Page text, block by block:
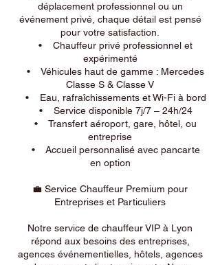
déplacement professionnel ou un
événement privé, chaque détail est pensé
pour votre satisfaction.
• Chauffeur privé professionnel et
expérimenté
• Véhicules haut de gamme : Mercedes
Classe S & Classe V
• Eau, rafraîchissements et Wi-Fi à bord
• Service disponible 7j/7 – 24h/24
• Transfert aéroport, gare, hôtel, ou
entreprise
• Accueil personnalisé avec pancarte
en option
💼 Service Chauffeur Premium pour
Entreprises et Particuliers
Notre service de chauffeur VIP à Lyon
répond aux besoins des entreprises,
agences événementielles, hôtels, agences